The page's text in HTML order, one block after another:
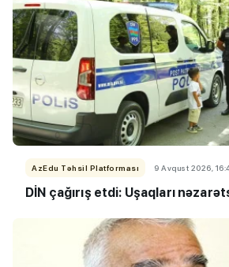
AzEdu Təhsil Platforması 9 Avqust 2026,
DİN çağırış etdi: Uşaqları